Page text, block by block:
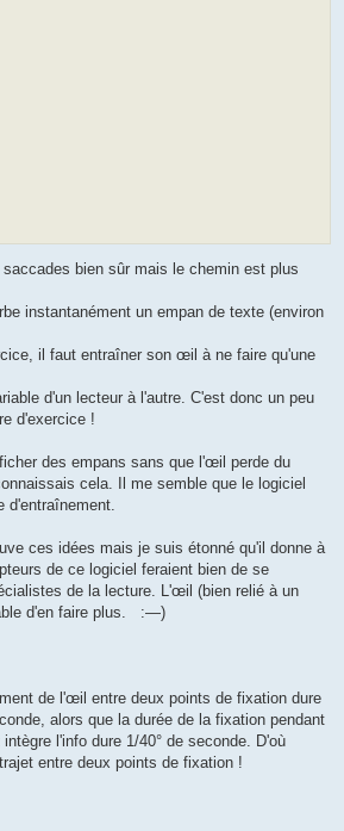
bien sûr mais le chemin est plus
instantanément un empan de texte (environ
il faut entraîner son œil à ne faire qu'une
d'un lecteur à l'autre. C'est donc un peu
d'exercice !
des empans sans que l'œil perde du
cela. Il me semble que le logiciel
d'entraînement.
ces idées mais je suis étonné qu'il donne à
de ce logiciel feraient bien de se
de la lecture. L'œil (bien relié à un
d'en faire plus. :—)
de l'œil entre deux points de fixation dure
alors que la durée de la fixation pendant
l'info dure 1/40° de seconde. D'où
entre deux points de fixation !